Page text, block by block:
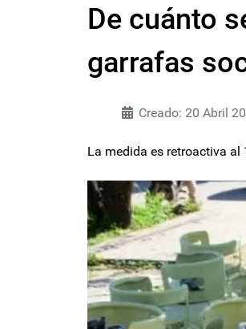
De cuánto
garrafas
Creado: 20 Abril
La medida es retroactiva al